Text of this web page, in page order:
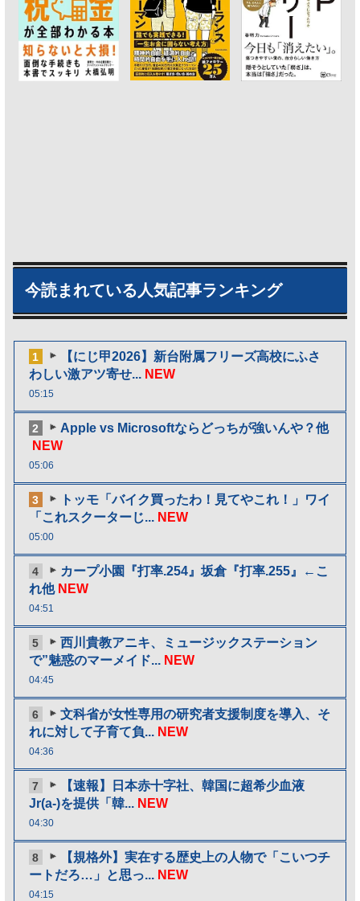
今読まれている人気記事ランキング
1
【にじ甲2026】新台附属フリーズ高校にふさ
わしい激アツ寄せ... NEW
05:15
2
Apple vs Microsoftならどっちが強いんや？他
NEW
05:06
3
トッモ「バイク買ったわ！見てやこれ！」ワイ
「これスクーターじ... NEW
05:00
4
カープ小園『打率.254』坂倉『打率.255』←こ
れ他 NEW
04:51
5
西川貴教アニキ、ミュージックステーション
で”魅惑のマーメイド... NEW
04:45
6
文科省が女性専用の研究者支援制度を導入、そ
れに対して子育て負... NEW
04:36
7
【速報】日本赤十字社、韓国に超希少血液
Jr(a-)を提供「韓... NEW
04:30
8
【規格外】実在する歴史上の人物で「こいつチ
ートだろ…」と思っ... NEW
04:15